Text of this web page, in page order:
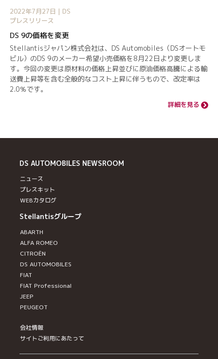
2022年7月27日 | DS
プレスリリース
DS 9の価格を変更
Stellantisジャパン株式会社は、DS Automobiles（DSオートモ
ビル）のDS 9のメーカー希望小売価格を8月22日より変更しま
す。今回の変更は原材料の価格上昇並びに原油価格高騰による輸
送費上昇等を含む全般的なコスト上昇に伴うもので、改定率は
2.0％です。
詳細を見る
DS AUTOMOBILES NEWSROOM
ニュース
プレスキット
WEBカタログ
Stellantisグループ
ABARTH
ALFA ROMEO
CITROËN
DS AUTOMOBILES
FIAT
FIAT Professional
JEEP
PEUGEOT
会社情報
サイトご利用にあたって